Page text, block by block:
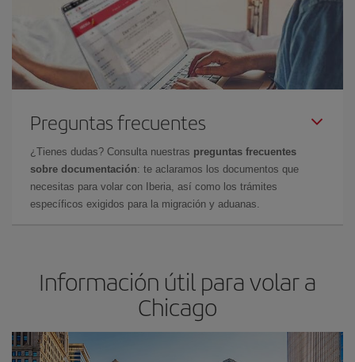
Preguntas frecuentes
¿Tienes dudas? Consulta nuestras preguntas frecuentes
sobre documentación: te aclaramos los documentos que
necesitas para volar con Iberia, así como los trámites
específicos exigidos para la migración y aduanas.
Información útil para volar a
Chicago